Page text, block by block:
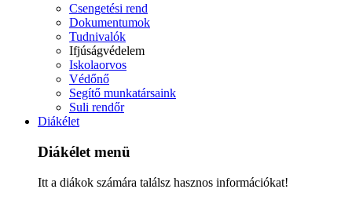
Csengetési rend
Dokumentumok
Tudnivalók
Ifjúságvédelem
Iskolaorvos
Védőnő
Segítő munkatársaink
Suli rendőr
Diákélet
Diákélet menü
Itt a diákok számára találsz hasznos információkat!